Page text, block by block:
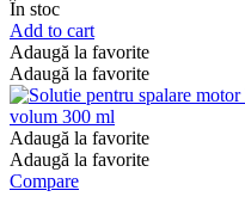
În stoc
Add to cart
Adaugă la favorite
Adaugă la favorite
Adaugă la favorite
Adaugă la favorite
Compare